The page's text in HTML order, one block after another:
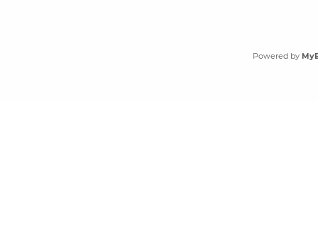
Powered by